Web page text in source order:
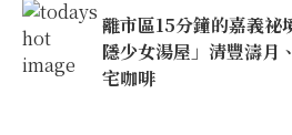
離市區15分鐘的嘉義祕
隱少女湯屋」清豐濤月
宅咖啡